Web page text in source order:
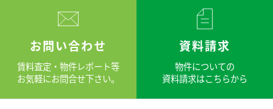
お問い合わせ
賃料査定・物件レポート等
お気軽にお問合せ下さい。
資料請求
物件についての
資料請求はこちらから